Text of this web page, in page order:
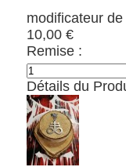
modificateur
10,00 €
Remise :
Détails du